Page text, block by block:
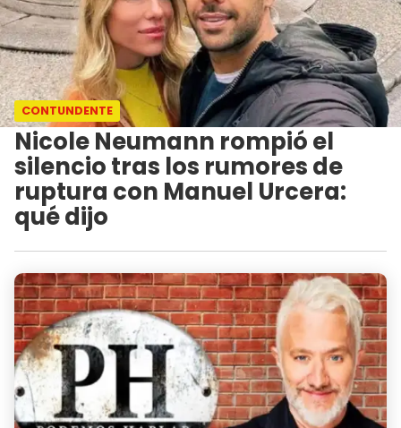
CONTUNDENTE
Nicole Neumann rompió el
silencio tras los rumores de
ruptura con Manuel Urcera:
qué dijo